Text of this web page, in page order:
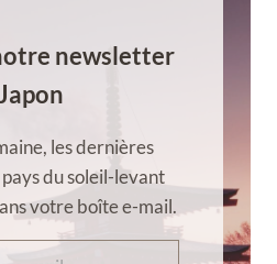
newsletter
les dernières
du soleil-levant
votre boîte e-mail.